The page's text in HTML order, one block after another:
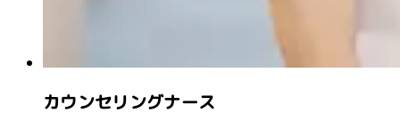
カウンセリングナース